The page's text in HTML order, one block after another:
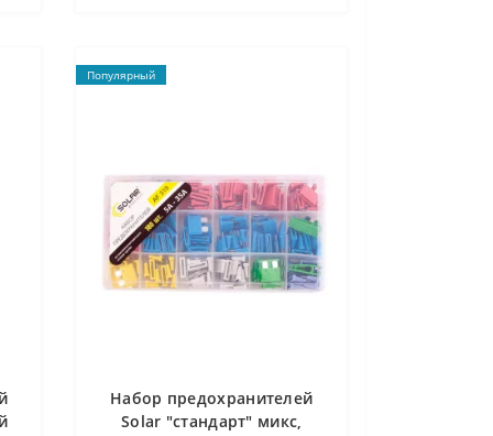
Популярный
Набор предохранителей
Solar "стандарт" микс,